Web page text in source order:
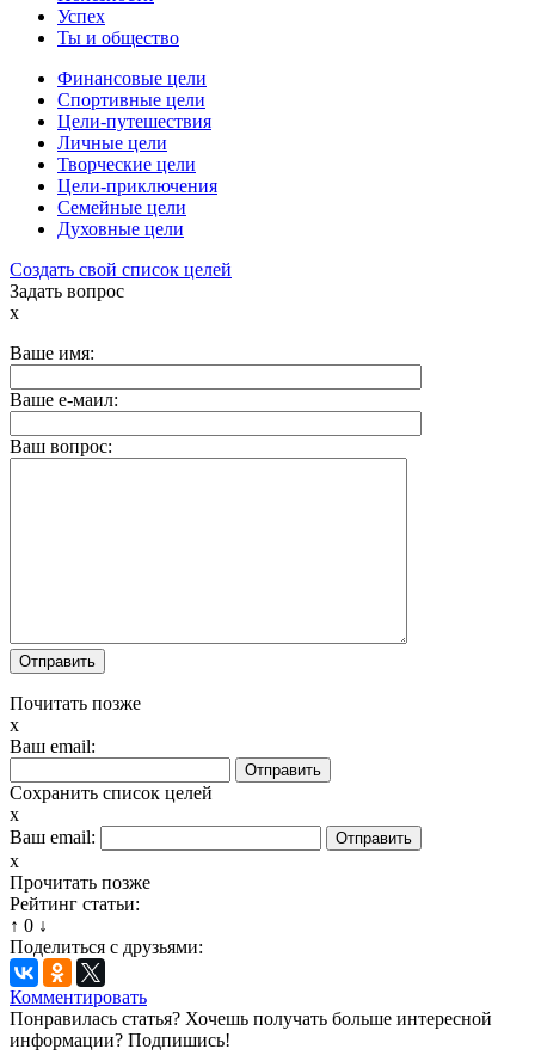
Успех
Ты и общество
Финансовые цели
Спортивные цели
Цели-путешествия
Личные цели
Творческие цели
Цели-приключения
Семейные цели
Духовные цели
Создать свой список целей
Задать вопрос
x
Ваше имя:
Ваше е-маил:
Ваш вопрос:
Почитать позже
x
Ваш email:
Сохранить список целей
x
Ваш email:
x
Прочитать позже
Рейтинг статьи:
↑ 0 ↓
Поделиться с друзьями:
Комментировать
Понравилась статья? Хочешь получать больше интересной
информации? Подпишись!